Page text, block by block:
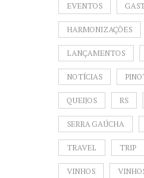
EVENTOS
HARMONIZAÇÕES
LANÇAMENTOS
NOTÍCIAS
QUEIJOS RS
SERRA GAÚCHA
TRAVEL TRIP
VINHOS